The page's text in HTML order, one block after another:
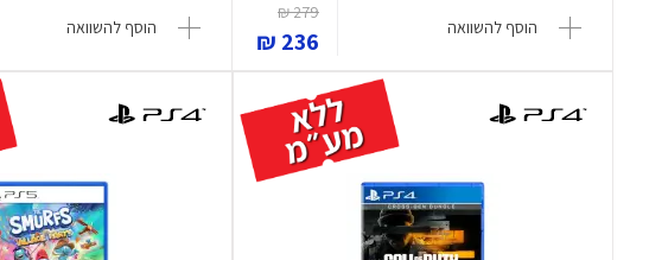
הוסף להשוואה
279 ₪
236 ₪ הוסף להשוואה